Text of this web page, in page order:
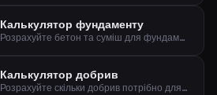
Калькулятор фундаменту
Розрахуйте бетон та суміш для фундаменту на основі розмірів
Калькулятор добрив
Розрахуйте скільки добрив потрібно для газону, квіткової клумби або городу